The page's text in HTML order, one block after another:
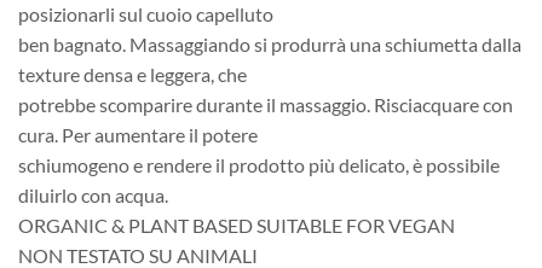
posizionarli sul cuoio capelluto
ben bagnato. Massaggiando si produrrà una schiumetta dalla
texture densa e leggera, che
potrebbe scomparire durante il massaggio. Risciacquare con
cura. Per aumentare il potere
schiumogeno e rendere il prodotto più delicato, è possibile
diluirlo con acqua.
ORGANIC & PLANT BASED SUITABLE FOR VEGAN
NON TESTATO SU ANIMALI